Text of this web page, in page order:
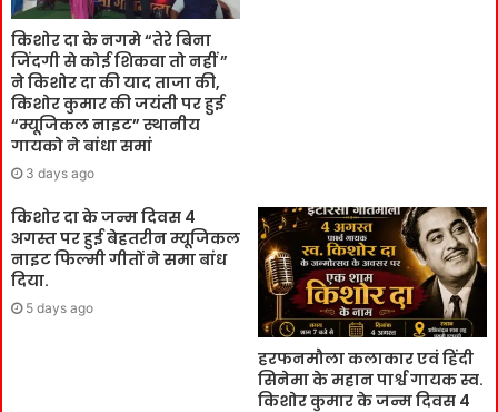
किशोर दा के नगमे “तेरे बिना
जिंदगी से कोई शिकवा तो नहीं ”
ने किशोर दा की याद ताजा की,
किशोर कुमार की जयंती पर हुई
“म्यूजिकल नाइट” स्थानीय
गायको ने बांधा समां
3 days ago
किशोर दा के जन्म दिवस 4
अगस्त पर हुई बेहतरीन म्यूजिकल
नाइट फिल्मी गीतों ने समा बांध
दिया.
5 days ago
हरफनमौला कलाकार एवं हिंदी
सिनेमा के महान पार्श्व गायक स्व.
किशोर कुमार के जन्म दिवस 4